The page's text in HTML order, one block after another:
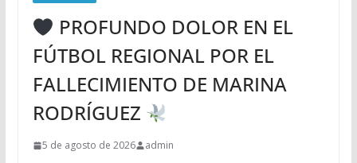
PROFUNDO DOLOR EN EL
FÚTBOL REGIONAL POR EL
FALLECIMIENTO DE MARINA
RODRÍGUEZ
5 de agosto de 2026 admin